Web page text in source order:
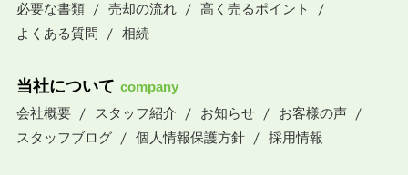
必要な書類
売却の流れ
高く売るポイント
よくある質問
相続
当社について company
会社概要
スタッフ紹介 お知らせ
お客様の声
スタッフブログ
個人情報保護方針 採用情報